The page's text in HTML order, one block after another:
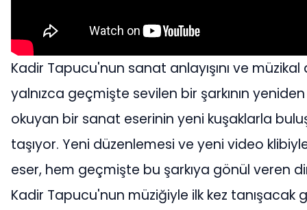
Kadir Tapucu'nun sanat anlayışını ve
yalnızca geçmişte sevilen bir şarkının
okuyan bir sanat eserinin yeni kuşaklarla
taşıyor. Yeni düzenlemesi ve yeni video
eser, hem geçmişte bu şarkıya gönül veren
Kadir Tapucu'nun müziğiyle ilk kez tanışacak